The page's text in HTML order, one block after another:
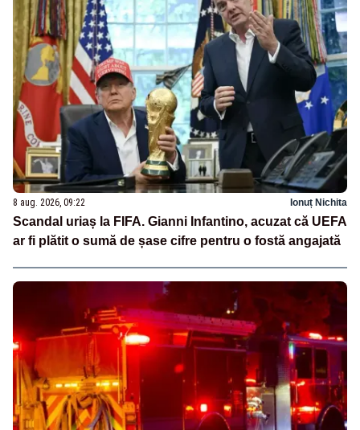
8 aug. 2026, 09:22 Ionuț Nichita
Scandal uriaș la FIFA. Gianni Infantino, acuzat că UEFA
ar fi plătit o sumă de șase cifre pentru o fostă angajată